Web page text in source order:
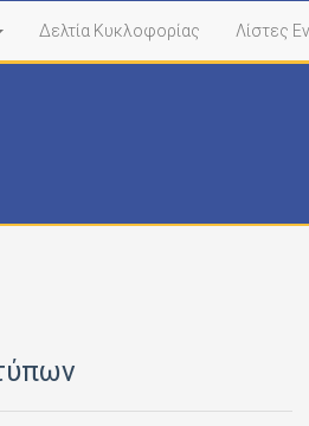
Δελτία Κυκλοφορίας Λίστες